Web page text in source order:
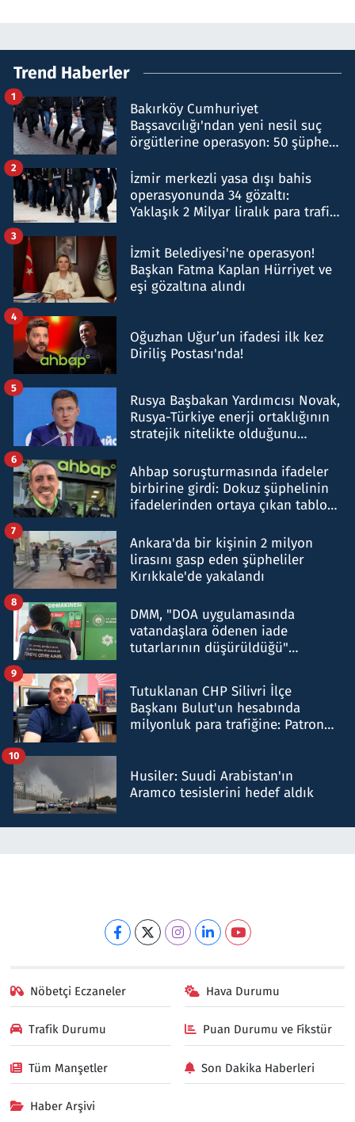
Trend Haberler
Bakırköy Cumhuriyet
Başsavcılığı'ndan yeni nesil suç
örgütlerine operasyon: 50 şüpheli
1
İzmir merkezli yasa dışı bahis
operasyonunda 34 gözaltı:
Yaklaşık 2 Milyar liralık para trafiği
2
İzmit Belediyesi'ne operasyon!
Başkan Fatma Kaplan Hürriyet ve
eşi gözaltına alındı
3
Oğuzhan Uğur’un ifadesi ilk kez
Diriliş Postası'nda!
4
Rusya Başbakan Yardımcısı Novak,
Rusya-Türkiye enerji ortaklığının
stratejik nitelikte olduğunu
5
Ahbap soruşturmasında ifadeler
birbirine girdi: Dokuz şüphelinin
ifadelerinden ortaya çıkan tablo
6
Ankara'da bir kişinin 2 milyon
lirasını gasp eden şüpheliler
Kırıkkale'de yakalandı
7
DMM, "DOA uygulamasında
vatandaşlara ödenen iade
tutarlarının düşürüldüğü"
8
Tutuklanan CHP Silivri İlçe
Başkanı Bulut'un hesabında
milyonluk para trafiğine: Patron
9
Husiler: Suudi Arabistan'ın
Aramco tesislerini hedef aldık
10
Nöbetçi Eczaneler Hava Durumu
Trafik Durumu Puan Durumu ve Fikstür
Tüm Manşetler Son Dakika Haberleri
Haber Arşivi